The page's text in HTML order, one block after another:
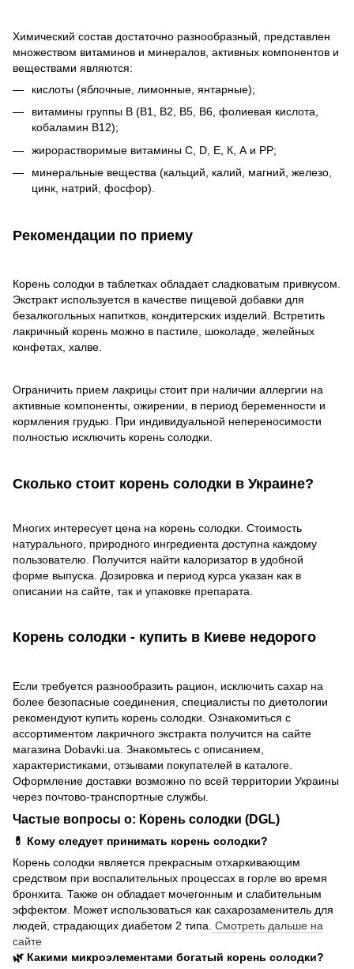
Химический состав достаточно разнообразный, представлен
множеством витаминов и минералов, активных компонентов и
веществами являются:
кислоты (яблочные, лимонные, янтарные);
витамины группы В (В1, В2, В5, В6, фолиевая кислота,
кобаламин В12);
жирорастворимые витамины С, D, Е, К, А и РР;
минеральные вещества (кальций, калий, магний, железо,
цинк, натрий, фосфор).
Рекомендации по приему
Корень солодки в таблетках обладает сладковатым привкусом.
Экстракт используется в качестве пищевой добавки для
безалкогольных напитков, кондитерских изделий. Встретить
лакричный корень можно в пастиле, шоколаде, желейных
конфетах, халве.
Ограничить прием лакрицы стоит при наличии аллергии на
активные компоненты, ожирении, в период беременности и
кормления грудью. При индивидуальной непереносимости
полностью исключить корень солодки.
Сколько стоит корень солодки в Украине?
Многих интересует цена на корень солодки. Стоимость
натурального, природного ингредиента доступна каждому
пользователю. Получится найти калоризатор в удобной
форме выпуска. Дозировка и период курса указан как в
описании на сайте, так и упаковке препарата.
Корень солодки - купить в Киеве недорого
Если требуется разнообразить рацион, исключить сахар на
более безопасные соединения, специалисты по диетологии
рекомендуют купить корень солодки. Ознакомиться с
ассортиментом лакричного экстракта получится на сайте
магазина Dobavki.ua. Знакомьтесь с описанием,
характеристиками, отзывами покупателей в каталоге.
Оформление доставки возможно по всей территории Украины
через почтово-транспортные службы.
Частые вопросы о: Корень солодки (DGL)
💊 Кому следует принимать корень солодки?
Корень солодки является прекрасным отхаркивающим
средством при воспалительных процессах в горле во время
бронхита. Также он обладает мочегонным и слабительным
эффектом. Может использоваться как сахарозаменитель для
людей, страдающих диабетом 2 типа. Смотреть дальше на
сайте
🌿 Какими микроэлементами богатый корень солодки?